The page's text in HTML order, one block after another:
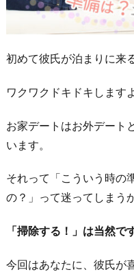
初めて彼氏が泊まりに来
ワクワクドキドキします
お家デートはお外デート
います。
それって「こういう時の
の？」って迷ってしまう
「掃除する！」は当然で
今回はあなたに、彼氏が